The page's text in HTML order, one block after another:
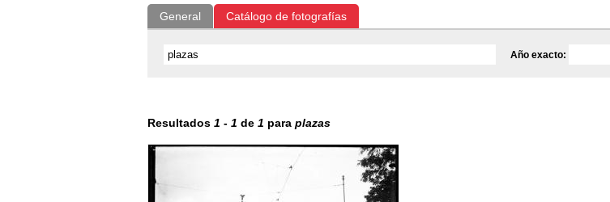
General Catálogo de fotografías
Año exacto:
Resultados 1 - 1 de 1 para plazas